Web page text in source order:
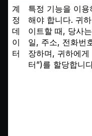
계
정
데
이
터
특정 기능을 이
해야 합니다. 귀
이트할 때, 당사
일, 주소, 전화번
장하며, 귀하에
터”)를 할당합니